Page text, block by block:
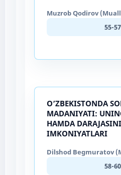
Muzrob Qodirov
55-57
O’ZBEKISTONDA
MADANIYATI:
HAMDA
IMKONIYATLARI
Dilshod Begmuratov
58-60